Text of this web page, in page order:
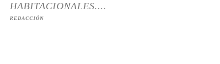
HABITACIONALES....
REDACCIÓN